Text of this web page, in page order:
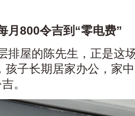
月800令吉到“零电费”
排屋的陈先生，正是这
孩子长期居家办公，家
。